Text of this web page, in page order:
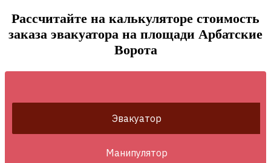
Рассчитайте на калькуляторе стоимость
заказа эвакуатора на площади Арбатские
Ворота
Эвакуатор
Манипулятор